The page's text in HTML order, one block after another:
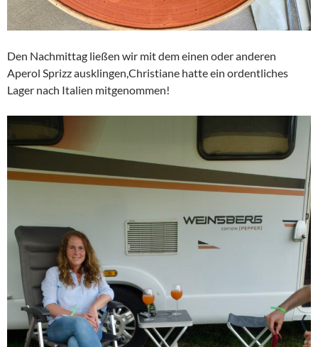
Den Nachmittag ließen wir mit dem einen oder anderen
Aperol Sprizz ausklingen,Christiane hatte ein ordentliches
Lager nach Italien mitgenommen!